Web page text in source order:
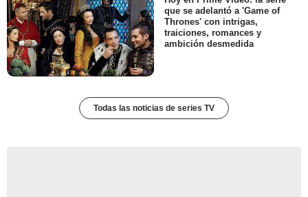
que se adelantó a 'Game of
Thrones' con intrigas,
traiciones, romances y
ambición desmedida
Todas las noticias de series TV